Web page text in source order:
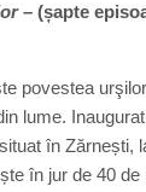
– (șapte
povestea
lume.
în Zărnești,
în jur de 40